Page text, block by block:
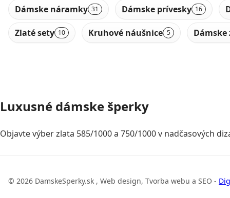
Dámske náramky 31 Dámske prívesky 16
Zlaté sety 10 Kruhové náušnice 5
Luxusné dámske šperky
Objavte výber zlata 585/1000 a 750/1000 v nadčasových
© 2026 DamskeSperky.sk , Web design, Tvorba webu a SEO -